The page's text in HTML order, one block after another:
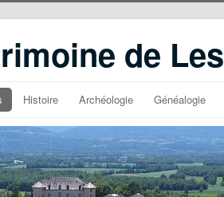
de
Histoire Archéologie Généalogie